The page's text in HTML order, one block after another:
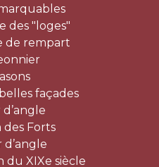
des "loges"
de rempart
façades
d’angle
des Forts
d’angle
du XIXe siècle